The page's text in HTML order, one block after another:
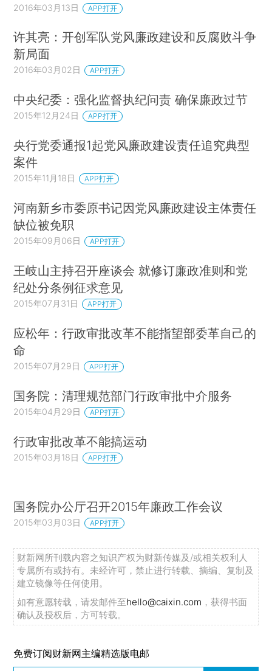
2016年03月13日 APP打开
许其亮：开创军队党风廉政建设和反腐败斗争
新局面
2016年03月02日 APP打开
中央纪委：强化监督执纪问责 确保廉政过节
2015年12月24日 APP打开
央行党委通报1起党风廉政建设责任追究典型
案件
2015年11月18日 APP打开
河南新乡市委原书记因党风廉政建设主体责任
缺位被免职
2015年09月06日 APP打开
王岐山主持召开座谈会 就修订廉政准则和党
纪处分条例征求意见
2015年07月31日 APP打开
应松年：行政审批改革不能指望部委革自己的
命
2015年07月29日 APP打开
国务院：清理规范部门行政审批中介服务
2015年04月29日 APP打开
行政审批改革不能搞运动
2015年03月18日 APP打开
国务院办公厅召开2015年廉政工作会议
2015年03月03日 APP打开
财新网所刊载内容之知识产权为财新传媒及/或相关权利人
专属所有或持有。未经许可，禁止进行转载、摘编、复制及
建立镜像等任何使用。
如有意愿转载，请发邮件至hello@caixin.com ，获得书面
确认及授权后，方可转载。
免费订阅财新网主编精选版电邮